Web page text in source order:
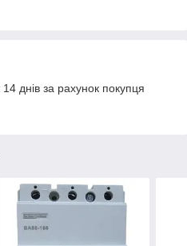
днів за рахунок покупця